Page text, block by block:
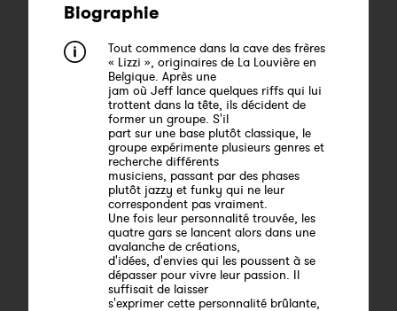
Biographie
Tout commence dans la cave des frères
« Lizzi », originaires de La Louvière en
Belgique. Après une
jam où Jeff lance quelques riffs qui lui
trottent dans la tête, ils décident de
former un groupe. S'il
part sur une base plutôt classique, le
groupe expérimente plusieurs genres et
recherche différents
musiciens, passant par des phases
plutôt jazzy et funky qui ne leur
correspondent pas vraiment.
Une fois leur personnalité trouvée, les
quatre gars se lancent alors dans une
avalanche de créations,
d'idées, d'envies qui les poussent à se
dépasser pour vivre leur passion. Il
suffisait de laisser
s'exprimer cette personnalité brûlante,